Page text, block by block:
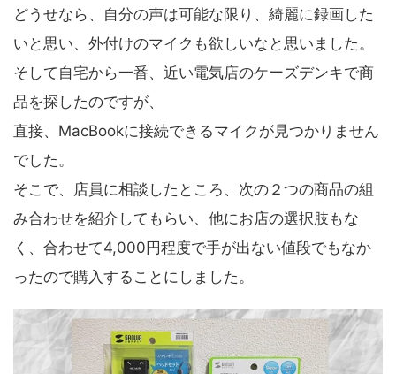
どうせなら、自分の声は可能な限り、綺麗に録画した
いと思い、外付けのマイクも欲しいなと思いました。
そして自宅から一番、近い電気店のケーズデンキで商
品を探したのですが、
直接、MacBookに接続できるマイクが見つかりません
でした。
そこで、店員に相談したところ、次の２つの商品の組
み合わせを紹介してもらい、他にお店の選択肢もな
く、合わせて4,000円程度で手が出ない値段でもなか
ったので購入することにしました。